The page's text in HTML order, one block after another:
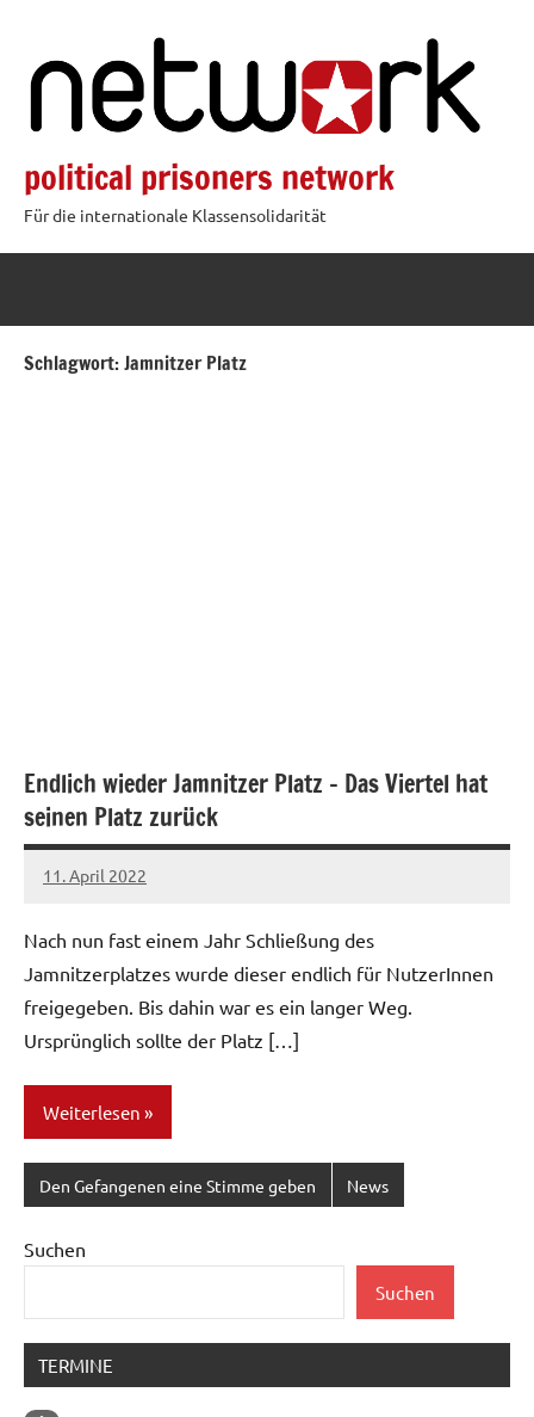
springen
political prisoners network
Für die internationale Klassensolidarität
Schlagwort:Jamnitzer Platz
Endlich wieder Jamnitzer Platz – Das Viertel hat
seinen Platz zurück
11. April 2022
network
Nach nun fast einem Jahr Schließung des
Jamnitzerplatzes wurde dieser endlich für NutzerInnen
freigegeben. Bis dahin war es ein langer Weg.
Ursprünglich sollte der Platz […]
Weiterlesen
Den Gefangenen eine Stimme geben News
Suchen
Suchen
TERMINE